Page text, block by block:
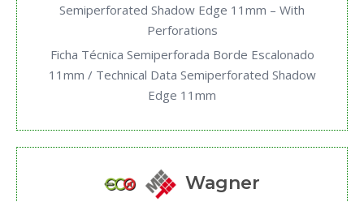
Semiperforated Shadow Edge 11mm – With
Perforations
Ficha Técnica Semiperforada Borde Escalonado
11mm / Technical Data Semiperforated Shadow
Edge 11mm
Wagner